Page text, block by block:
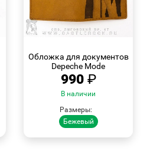
Обложка для документов
Depeche Mode
990 ₽
В наличии
Размеры:
Бежевый